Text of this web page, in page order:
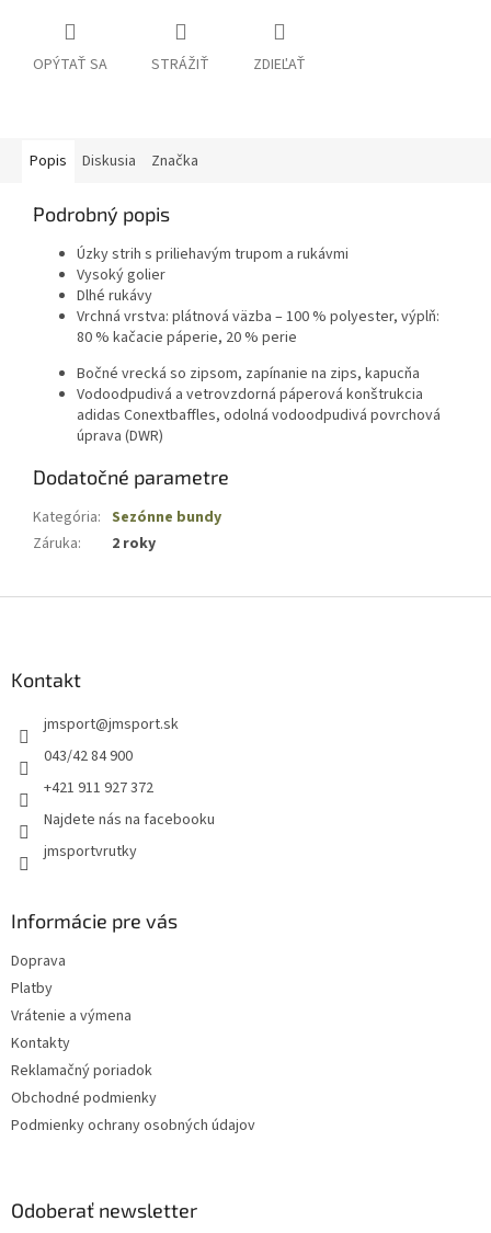
OPÝTAŤ SA STRÁŽIŤ ZDIEĽAŤ
Popis Diskusia Značka
Podrobný popis
Úzky strih s priliehavým trupom a rukávmi
Vysoký golier
Dlhé rukávy
Vrchná vrstva: plátnová väzba – 100 % polyester, výplň:
80 % kačacie páperie, 20 % perie
Bočné vrecká so zipsom, zapínanie na zips, kapucňa
Vodoodpudivá a vetrovzdorná páperová konštrukcia
adidas Conextbaffles, odolná vodoodpudivá povrchová
úprava (DWR)
Dodatočné parametre
Kategória: Sezónne bundy
Záruka: 2 roky
Kontakt
jmsport@jmsport.sk
043/42 84 900
+421 911 927 372
Najdete nás na facebooku
jmsportvrutky
Informácie pre vás
Doprava
Platby
Vrátenie a výmena
Kontakty
Reklamačný poriadok
Obchodné podmienky
Podmienky ochrany osobných údajov
Odoberať newsletter